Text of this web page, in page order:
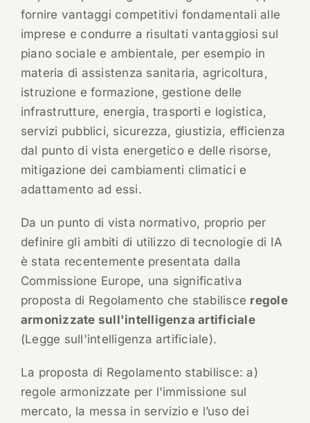
fornire vantaggi competitivi fondamentali alle
imprese e condurre a risultati vantaggiosi sul
piano sociale e ambientale, per esempio in
materia di assistenza sanitaria, agricoltura,
istruzione e formazione, gestione delle
infrastrutture, energia, trasporti e logistica,
servizi pubblici, sicurezza, giustizia, efficienza
dal punto di vista energetico e delle risorse,
mitigazione dei cambiamenti climatici e
adattamento ad essi.
Da un punto di vista normativo, proprio per
definire gli ambiti di utilizzo di tecnologie di IA
è stata recentemente presentata dalla
Commissione Europe, una significativa
proposta di Regolamento che stabilisce regole
armonizzate sull'intelligenza artificiale
(Legge sull'intelligenza artificiale).
La proposta di Regolamento stabilisce: a)
regole armonizzate per l'immissione sul
mercato, la messa in servizio e l’uso dei